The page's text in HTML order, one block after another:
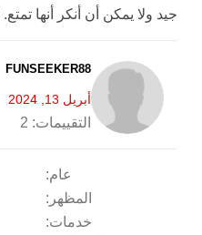
جيد ولا يمكن أن أنكر أنها
FUNSEEKER88
أبريل 13, 2024
التقييمات: 2
عام:
المظهر:
خدمات: